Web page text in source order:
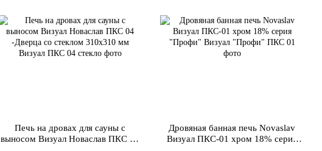
Печь на дровах для сауны с
выносом Визуал Новаслав ПКС 04
Дровяная банная печь Novaslav
Визуал ПКС-01 хром 18% серия